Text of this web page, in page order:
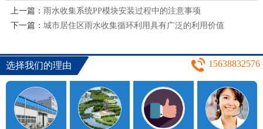
上一篇： 雨水收集系统PP模块安装过程中的注意事项
下一篇： 城市居住区雨水收集循环利用具有广泛的利用价值
选择我们的理由 15638832576